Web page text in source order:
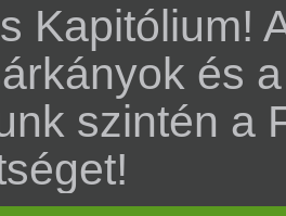
Kapitólium!
és
szintén a